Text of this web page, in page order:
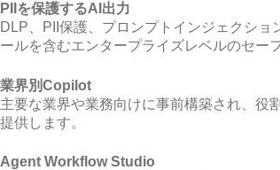
PIIを保護するAI出力
DLP、PII保護、プロンプトインジェクシ
ールを含むエンタープライズレベルのセー
業界別Copilot
主要な業界や業務向けに事前構築され、役
提供します。
Agent Workflow Studio